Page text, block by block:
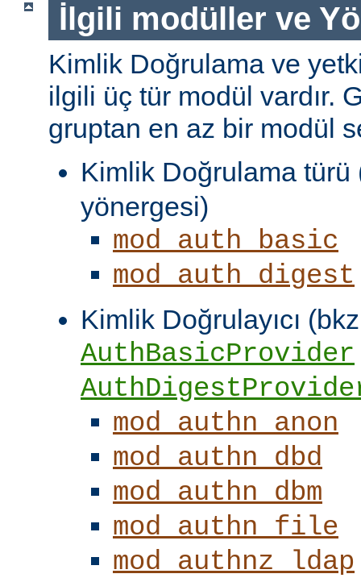
İlgili modüller ve
Kimlik Doğrulama ve
ilgili üç tür modül vardır.
gruptan en az bir modül
Kimlik Doğrulama
yönergesi)
mod_auth_basic
mod_auth_digest
Kimlik Doğrulayıcı
AuthBasicProvider
mod_authn_anon
mod_authn_dbd
mod_authn_dbm
mod_authn_file
mod_authnz_ldap